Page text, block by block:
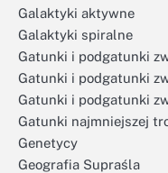
Galaktyki aktywne
Galaktyki spiralne
Gatunki i podgatunki
Gatunki i podgatunki
Gatunki i podgatunki
Gatunki najmniejszej
Genetycy
Geografia Supraśla